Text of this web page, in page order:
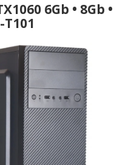
6Gb • 8Gb •
T101